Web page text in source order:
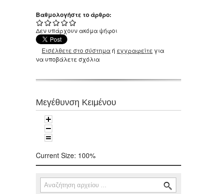
Βαθμολογήστε το άρθρο:
Δεν υπάρχουν ακόμα ψήφοι
Εισέλθετε στο σύστημαή εγγραφείτε για
να υποβάλετε σχόλια
Μεγέθυνση Κειμένου
Current Size: 100%
Φόρμα αναζήτησης
Αναζήτηση